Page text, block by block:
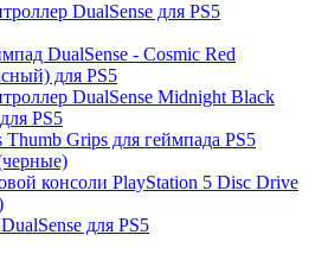
DualSense для PS5
DualSense - Cosmic Red
для PS5
DualSense Midnight Black
PS5
Grips для геймпада PS5
консоли PlayStation 5 Disc Drive
для PS5